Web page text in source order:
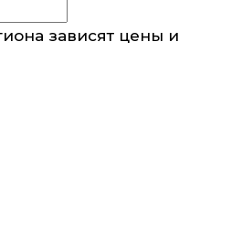
зависят цены и